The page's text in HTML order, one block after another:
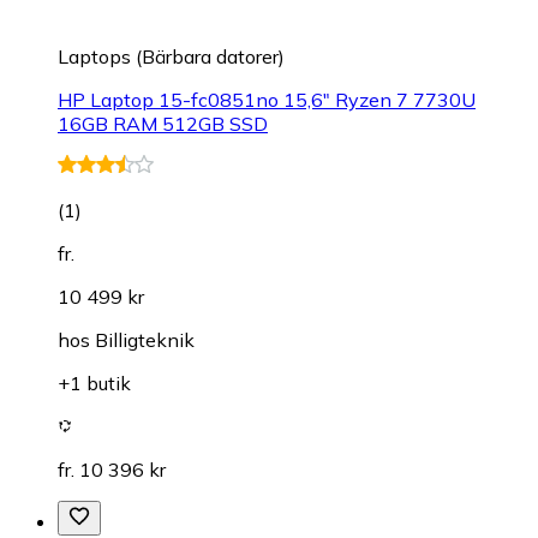
Laptops (Bärbara datorer)
HP Laptop 15-fc0851no 15,6" Ryzen 7 7730U
16GB RAM 512GB SSD
(1)
fr.
10 499 kr
hos Billigteknik
+1 butik
fr. 10 396 kr